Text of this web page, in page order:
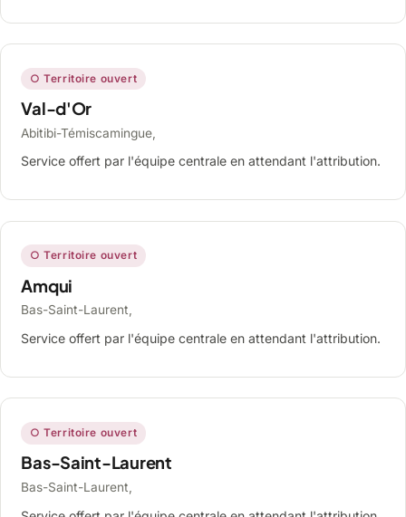
○ Territoire ouvert
Val-d'Or
Abitibi-Témiscamingue,
Service offert par l'équipe centrale en attendant l'attribution.
○ Territoire ouvert
Amqui
Bas-Saint-Laurent,
Service offert par l'équipe centrale en attendant l'attribution.
○ Territoire ouvert
Bas-Saint-Laurent
Bas-Saint-Laurent,